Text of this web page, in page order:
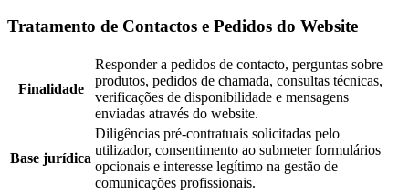
Tratamento de Contactos e Pedidos do Website
Finalidade
Responder a pedidos de contacto, perguntas sobre
produtos, pedidos de chamada, consultas técnicas,
verificações de disponibilidade e mensagens
enviadas através do website.
Base jurídica
Diligências pré-contratuais solicitadas pelo
utilizador, consentimento ao submeter formulários
opcionais e interesse legítimo na gestão de
comunicações profissionais.